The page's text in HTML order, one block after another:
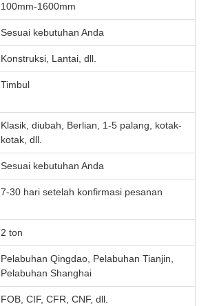
100mm-1600mm
Sesuai kebutuhan Anda
Konstruksi, Lantai, dll.
Timbul
Klasik, diubah, Berlian, 1-5 palang, kotak-
kotak, dll.
Sesuai kebutuhan Anda
7-30 hari setelah konfirmasi pesanan
2 ton
Pelabuhan Qingdao, Pelabuhan Tianjin,
Pelabuhan Shanghai
FOB, CIF, CFR, CNF, dll.